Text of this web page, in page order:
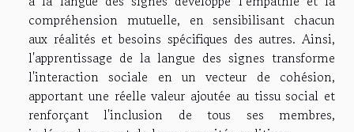
compréhension mutuelle, en sensibilisant chacun
aux réalités et besoins spécifiques des autres. Ainsi,
l'apprentissage de la langue des signes transforme
l'interaction sociale en un vecteur de cohésion,
apportant une réelle valeur ajoutée au tissu social et
renforçant l'inclusion de tous ses membres,